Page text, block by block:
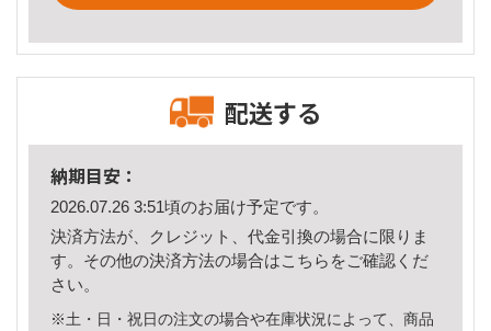
配送する
納期目安：
2026.07.26 3:51頃のお届け予定です。
決済方法が、クレジット、代金引換の場合に限りま
す。その他の決済方法の場合はこちら をご確認くだ
さい。
※土・日・祝日の注文の場合や在庫状況によって、商品